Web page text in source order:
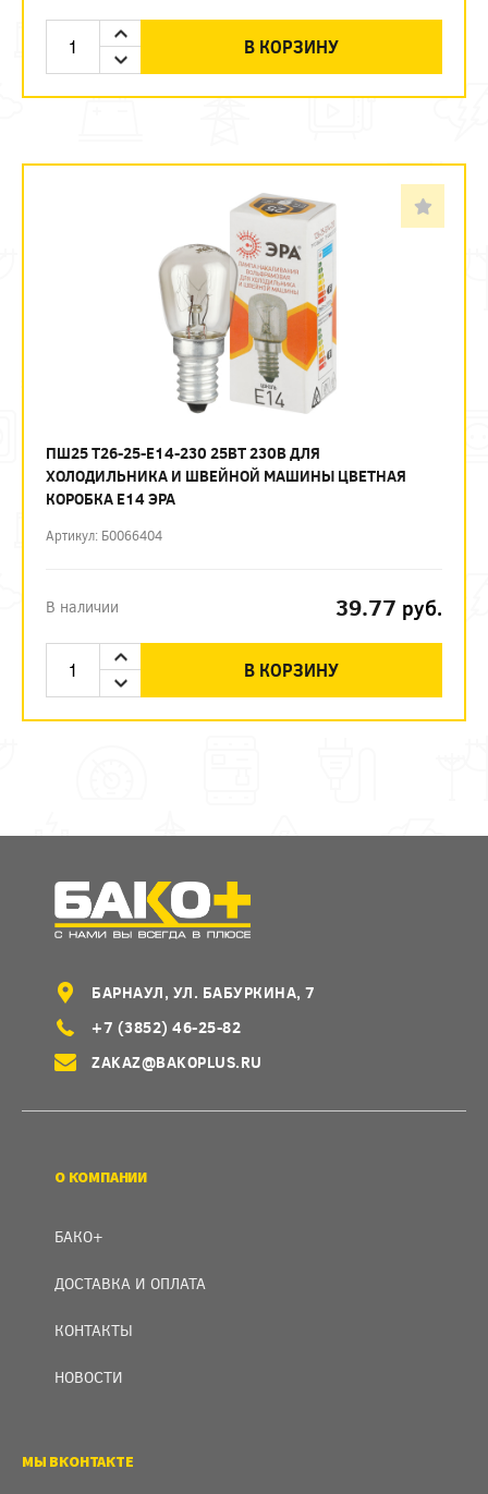
В КОРЗИНУ
ПШ25 T26-25-E14-230 25ВТ 230В ДЛЯ
ХОЛОДИЛЬНИКА И ШВЕЙНОЙ МАШИНЫ ЦВЕТНАЯ
КОРОБКА Е14 ЭРА
Артикул: Б0066404
В наличии 39.77 руб.
В КОРЗИНУ
БАРНАУЛ, УЛ. БАБУРКИНА, 7
+7 (3852) 46-25-82
ZAKAZ@BAKOPLUS.RU
О КОМПАНИИ
БАКО+
ДОСТАВКА И ОПЛАТА
КОНТАКТЫ
НОВОСТИ
МЫ ВКОНТАКТЕ